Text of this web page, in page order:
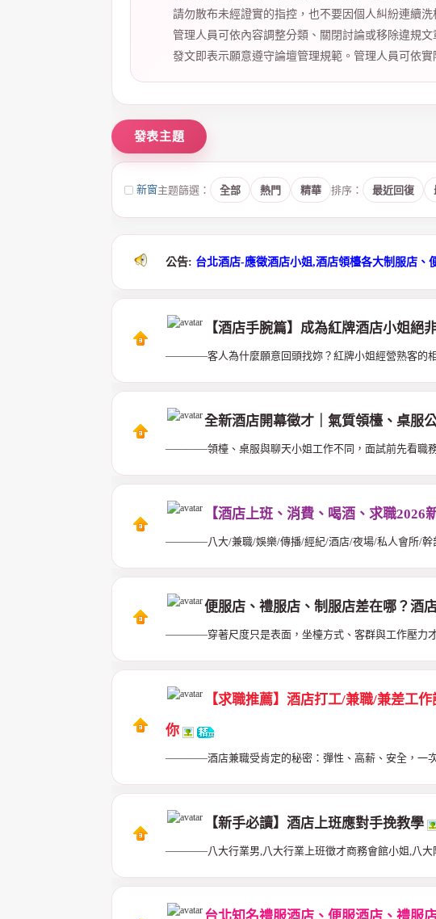
請勿散布未經證實的指控，也不要因個人糾紛連續洗
管理人員可依內容調整分類、關閉討論或移除違規文
發文即表示願意遵守論壇管理規範。管理人員可依
新窗主题篩選： 全部 熱門 精華 排序： 最近回復
公告: 台北酒店-應徵酒店小姐,酒店領檯各大制服店、
【酒店手腕篇】成為紅牌酒店小姐絕
————客人為什麼願意回頭找妳？紅牌小姐經營熟客的
全新酒店開幕徵才｜氣質領檯、桌服
————領檯、桌服與聊天小姐工作不同，面試前先看職
【酒店上班、消費、喝酒、求職2026
————八大/兼職/娛樂/傳播/經紀/酒店/夜場/私人會所/幹
便服店、禮服店、制服店差在哪？酒
————穿著尺度只是表面，坐檯方式、客群與工作壓力才
【求職推薦】酒店打工/兼職/兼差工
你
————酒店兼職受肯定的秘密：彈性、高薪、安全，一
【新手必讀】酒店上班應對手挽教學
————八大行業男,八大行業上班徵才商務會館小姐,八大